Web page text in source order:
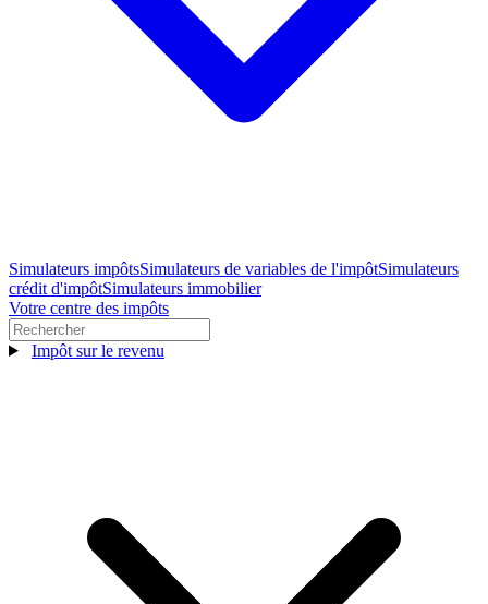
Simulateurs impôtsSimulateurs de variables de l'impôtSimulateurs
crédit d'impôtSimulateurs immobilier
Votre centre des impôts
Impôt sur le revenu